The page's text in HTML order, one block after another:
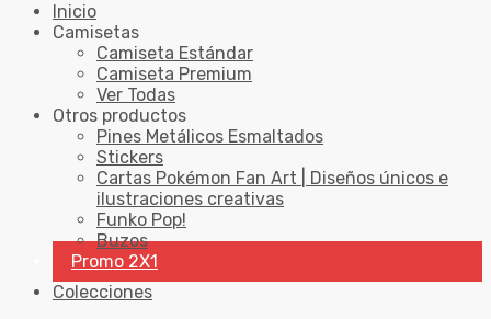
Inicio
Camisetas
Camiseta Estándar
Camiseta Premium
Ver Todas
Otros productos
Pines Metálicos Esmaltados
Stickers
Cartas Pokémon Fan Art | Diseños únicos e
ilustraciones creativas
Funko Pop!
Buzos
Promo 2X1
Colecciones